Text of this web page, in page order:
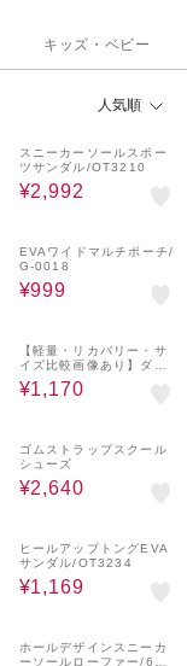
キッズ・ベビー
人気順
スニーカーソールスポー
ツサンダル/OT3210
¥2,992
EVAワイドマルチポーチ/
G-0018
¥999
【軽量・リカバリー・サ
イズ比較画像あり】ダブ
ルベルト厚底サンダル/O
T3220
¥1,170
ゴムストラップスクール
シューズ
¥2,640
ヒールアップトングEVA
サンダル/OT3234
¥1,169
ホールデザインスニーカ
ーソールローファー/651